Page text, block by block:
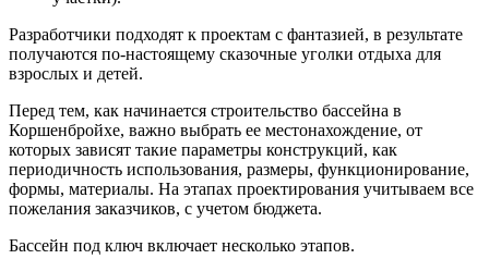
Разработчики подходят к проектам с фантазией, в результате
получаются по-настоящему сказочные уголки отдыха для
взрослых и детей.
Перед тем, как начинается строительство бассейна в
Коршенбройхе, важно выбрать ее местонахождение, от
которых зависят такие параметры конструкций, как
периодичность использования, размеры, функционирование,
формы, материалы. На этапах проектирования учитываем все
пожелания заказчиков, с учетом бюджета.
Бассейн под ключ включает несколько этапов.